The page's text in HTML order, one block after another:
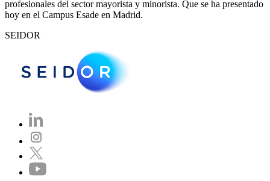
profesionales del sector mayorista y minorista. Que se ha presentado
hoy en el Campus Esade en Madrid.
SEIDOR